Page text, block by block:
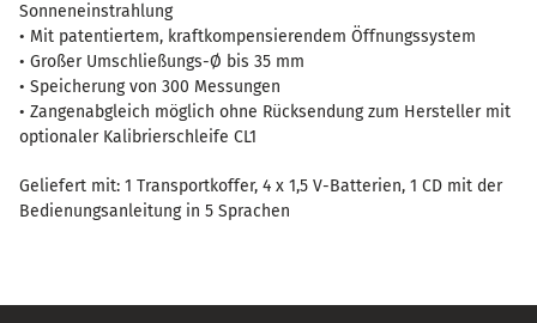
Sonneneinstrahlung
• Mit patentiertem, kraftkompensierendem Öffnungssystem
• Großer Umschließungs-Ø bis 35 mm
• Speicherung von 300 Messungen
• Zangenabgleich möglich ohne Rücksendung zum Hersteller mit
optionaler Kalibrierschleife CL1
Geliefert mit: 1 Transportkoffer, 4 x 1,5 V-Batterien, 1 CD mit der
Bedienungsanleitung in 5 Sprachen